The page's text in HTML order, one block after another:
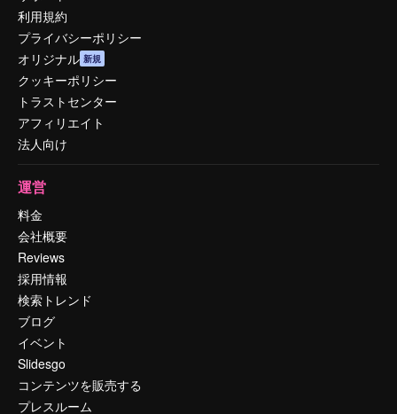
利用規約
プライバシーポリシー
オリジナル 新規
クッキーポリシー
トラストセンター
アフィリエイト
法人向け
運営
料金
会社概要
Reviews
採用情報
検索トレンド
ブログ
イベント
Slidesgo
コンテンツを販売する
プレスルーム